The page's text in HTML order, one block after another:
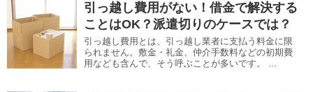
引っ越し費用がない！借金で解決する
ことはOK？派遣切りのケースでは？
引っ越し費用とは、引っ越し業者に支払う料金に限
られません。敷金・礼金、仲介手数料などの初期費
用なども含んで、そう呼ぶことが多いです。 ...